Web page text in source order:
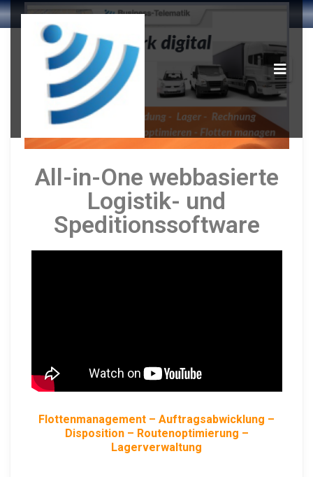
All-in-One webbasierte
Logistik- und
Speditionssoftware
Flottenmanagement – Auftragsabwicklung –
Disposition – Routenoptimierung –
Lagerverwaltung